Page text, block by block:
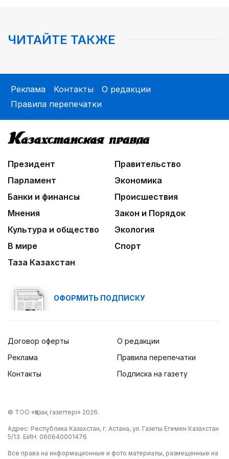
ЧИТАЙТЕ ТАКЖЕ
Реклама Контакты
О редакции
Правила перепечатки
Президент
Правительство
Парламент
Экономика
Банки и финансы
Происшествия
Мнения
Закон и Порядок
Культура и общество
Экология
В мире
Спорт
Таза Казахстан
ОФОРМИТЬ ПОДПИСКУ
Договор оферты
Реклама
Контакты
О редакции
Правила перепечатки
Подписка на газету
© ТОО «Қазақ газеттері» 2026.
Адрес: Республика Казахстан, г. Астана, ул. Газеты Егемен Казахстан
5/13. БИН: 060640001476
Все права на информационные и фото материалы, размещенные на